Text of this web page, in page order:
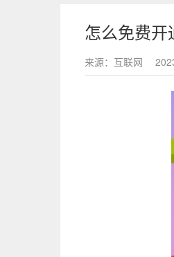
怎么免费开
来源：互联网